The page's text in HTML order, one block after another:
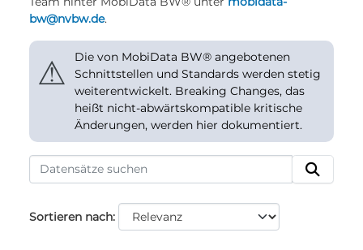
bw@nvbw.de.
⚠
Die von MobiData BW® angebotenen
Schnittstellen und Standards werden stetig
weiterentwickelt. Breaking Changes, das
heißt nicht-abwärtskompatible kritische
Änderungen, werden hier dokumentiert.
Sortieren nach